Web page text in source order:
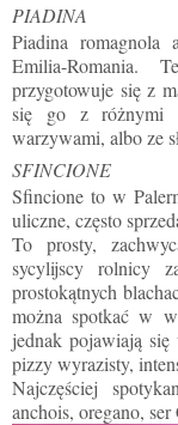
PIADINA
Piadina
Emilia-Romania.
przygotowuje się z
się go z różnymi
warzywami, albo ze
SFINCIONE
Sfincione to w
uliczne, często
To prosty,
sycylijscy rolnicy
prostokątnych
można spotkać w
jednak pojawiają
pizzy wyrazisty,
Najczęściej
anchois, oregano,